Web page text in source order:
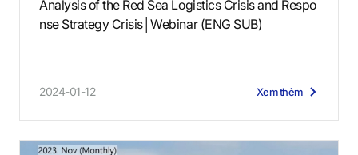
Analysis of the Red Sea Logistics Crisis and Respo
nse Strategy Crisis│Webinar (ENG SUB)
2024-01-12 Xem thêm